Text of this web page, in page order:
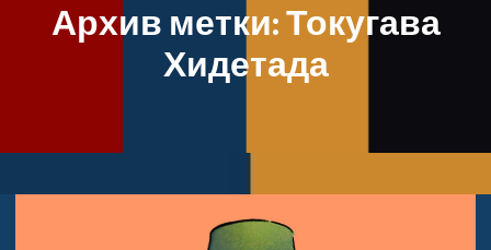
Архив метки:Токугава
Хидетада